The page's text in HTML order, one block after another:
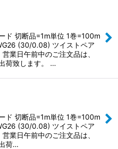
ド 切断品=1m単位 1巻=100m
(30/0.08) ツイストペア
業日午前中のご注文品は、
荷致します。 …
ド 切断品=1m単位 1巻=100m
(30/0.08) ツイストペア
業日午前中のご注文品は、
荷…